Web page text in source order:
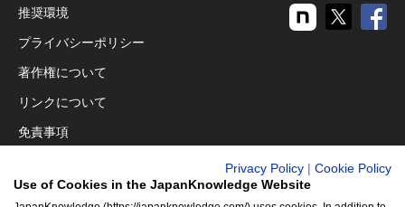
推奨環境
プライバシーポリシー
著作権について
リンクについて
免責事項
アクセシビリティ対応
Privacy Policy
Cookie Policy
Use of Cookies in the JapanKnowledge Website